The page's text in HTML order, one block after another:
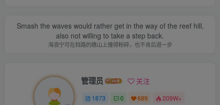
Smash the waves would rather get in the way of the reef hill,
also not willing to take a step back.
海浪宁可在挡路的礁山上撞得粉碎，也不肯后退一步
管理员 关注
1873 0 689 209W+